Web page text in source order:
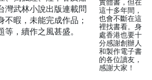
灣武林小說出版連載問
不暇，未能完成作品；
，續作之風甚盛。
實體書，但在
這十多年間，
也會不斷在這
裡找書看。身
處香港也要十
分感謝創辦人
和製作電子書
的各位讀友，
感謝大家！